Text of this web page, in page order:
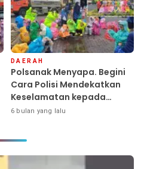
DAERAH
Polsanak Menyapa. Begini
Cara Polisi Mendekatkan
Keselamatan kepada
Generasi Sejak Usia Dini
6 bulan yang lalu